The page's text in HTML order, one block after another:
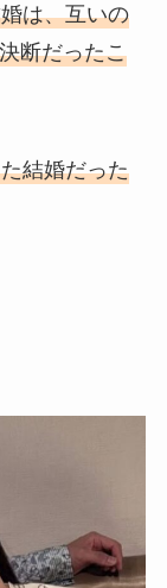
は、互いの
断だったこ
結婚だった